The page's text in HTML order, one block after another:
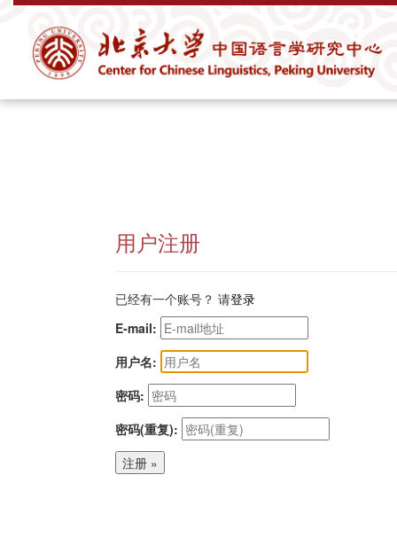
用户注册
已经有一个账号？ 请登录
E-mail:
用户名:
密码:
密码(重复):
注册 »